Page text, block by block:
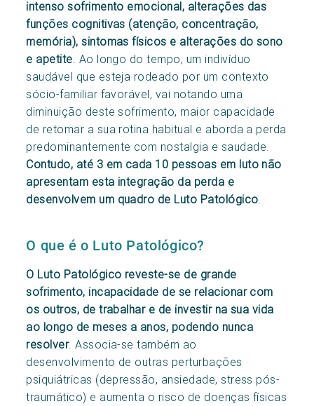
intenso sofrimento emocional, alterações das
funções cognitivas (atenção, concentração,
memória), sintomas físicos e alterações do sono
e apetite . Ao longo do tempo, um indivíduo
saudável que esteja rodeado por um contexto
sócio-familiar favorável, vai notando uma
diminuição deste sofrimento, maior capacidade
de retomar a sua rotina habitual e aborda a perda
predominantemente com nostalgia e saudade.
Contudo, até 3 em cada 10 pessoas em luto não
apresentam esta integração da perda e
desenvolvem um quadro de Luto Patológico
O que é o Luto Patológico?
O Luto Patológico reveste-se de grande
sofrimento, incapacidade de se relacionar com
os outros, de trabalhar e de investir na sua vida
ao longo de meses a anos, podendo nunca
resolver. Associa-se também ao
desenvolvimento de outras perturbações
psiquiátricas (depressão, ansiedade, stress pós-
traumático) e aumenta o risco de doenças físicas